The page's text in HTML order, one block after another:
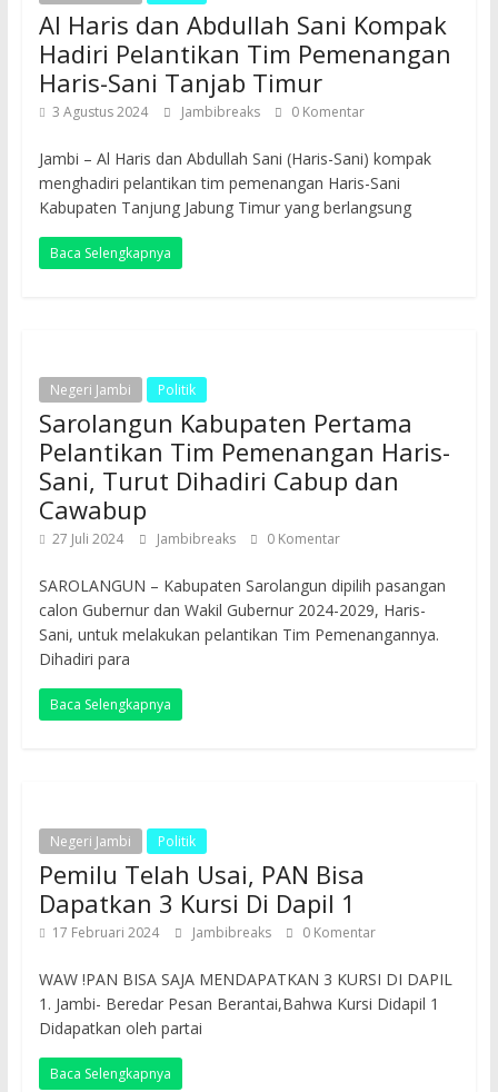
Al Haris dan Abdullah Sani Kompak
Hadiri Pelantikan Tim Pemenangan
Haris-Sani Tanjab Timur
3 Agustus 2024 Jambibreaks 0 Komentar
Jambi – Al Haris dan Abdullah Sani (Haris-Sani) kompak
menghadiri pelantikan tim pemenangan Haris-Sani
Kabupaten Tanjung Jabung Timur yang berlangsung
Baca Selengkapnya
Negeri Jambi Politik
Sarolangun Kabupaten Pertama
Pelantikan Tim Pemenangan Haris-
Sani, Turut Dihadiri Cabup dan
Cawabup
27 Juli 2024 Jambibreaks 0 Komentar
SAROLANGUN – Kabupaten Sarolangun dipilih pasangan
calon Gubernur dan Wakil Gubernur 2024-2029, Haris-
Sani, untuk melakukan pelantikan Tim Pemenangannya.
Dihadiri para
Baca Selengkapnya
Negeri Jambi Politik
Pemilu Telah Usai, PAN Bisa
Dapatkan 3 Kursi Di Dapil 1
17 Februari 2024 Jambibreaks 0 Komentar
WAW !PAN BISA SAJA MENDAPATKAN 3 KURSI DI DAPIL
1. Jambi- Beredar Pesan Berantai,Bahwa Kursi Didapil 1
Didapatkan oleh partai
Baca Selengkapnya